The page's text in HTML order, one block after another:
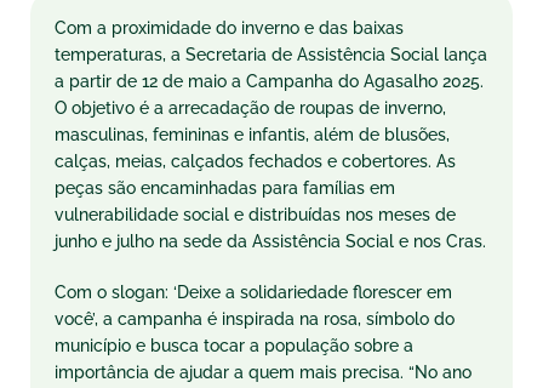
Com a proximidade do inverno e das baixas
temperaturas, a Secretaria de Assistência Social lança
a partir de 12 de maio a Campanha do Agasalho 2025.
O objetivo é a arrecadação de roupas de inverno,
masculinas, femininas e infantis, além de blusões,
calças, meias, calçados fechados e cobertores. As
peças são encaminhadas para famílias em
vulnerabilidade social e distribuídas nos meses de
junho e julho na sede da Assistência Social e nos Cras.
Com o slogan: ‘Deixe a solidariedade florescer em
você’, a campanha é inspirada na rosa, símbolo do
município e busca tocar a população sobre a
importância de ajudar a quem mais precisa. “No ano